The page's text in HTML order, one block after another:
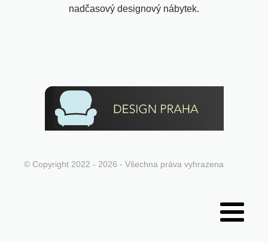
nadčasový designový nábytek.
© Copyright 2022 - 2026 - Všechna práva vyhrazena